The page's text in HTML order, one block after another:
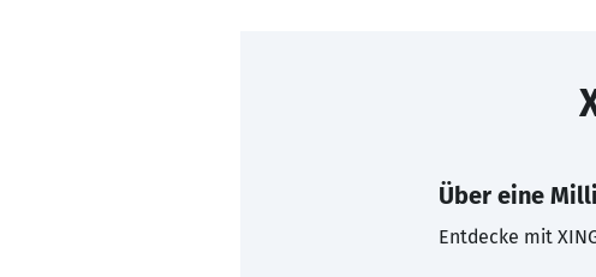
Über eine
Entdecke mit